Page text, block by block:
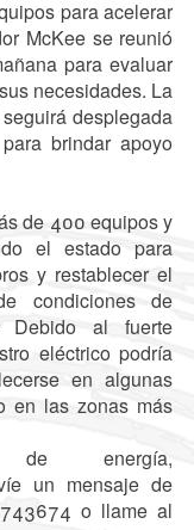
para acelerar
McKee se reunió
para evaluar
necesidades. La
desplegada
brindar apoyo
de 400 equipos y
el estado para
y restablecer el
condiciones de
Debido al fuerte
eléctrico podría
en algunas
en las zonas más
energía,
un mensaje de
o llame al